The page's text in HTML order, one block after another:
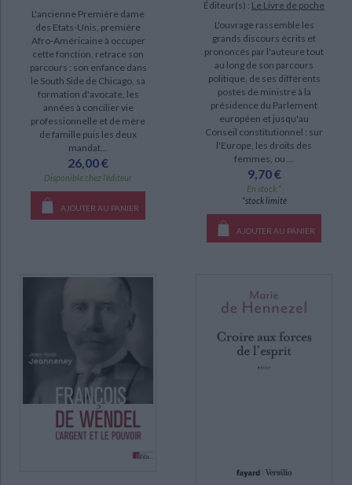
L'ancienne Première dame
des Etats-Unis, première
Afro-Américaine à occuper
cette fonction, retrace son
parcours : son enfance dans
le South Side de Chicago, sa
formation d'avocate, les
années à concilier vie
professionnelle et de mère
de famille puis les deux
mandat...
26,00 €
Disponible chez l'éditeur
AJOUTER AU PANIER
Éditeur(s) : Le Livre de poche
L'ouvrage rassemble les
grands discours écrits et
prononcés par l'auteure tout
au long de son parcours
politique, de ses différents
postes de ministre à la
présidence du Parlement
européen et jusqu'au
Conseil constitutionnel : sur
l'Europe, les droits des
femmes, ou ...
9,70 €
En stock *
*stock limité
AJOUTER AU PANIER